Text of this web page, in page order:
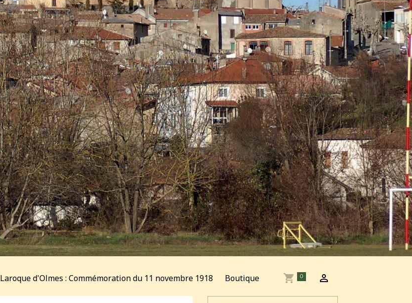
Laroque d'Olmes : Commémoration du 11 novembre 1918 Boutique 0